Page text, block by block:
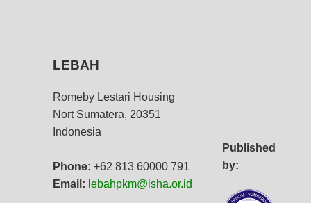
LEBAH
Romeby Lestari Housing
Nort Sumatera, 20351
Indonesia
Phone: +62 813 60000 791
Email: lebahpkm@isha.or.id
Published
by: